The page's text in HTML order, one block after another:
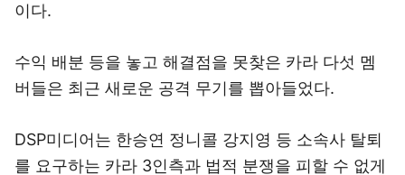
이다.
수익 배분 등을 놓고 해결점을 못찾은 카라 다섯 멤
버들은 최근 새로운 공격 무기를 뽑아들었다.
DSP미디어는 한승연 정니콜 강지영 등 소속사 탈퇴
를 요구하는 카라 3인측과 법적 분쟁을 피할 수 없게